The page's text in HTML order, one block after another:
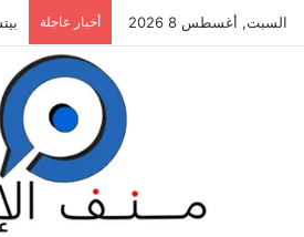
السبت, أغسطس 8 2026 أخبار عاجلة